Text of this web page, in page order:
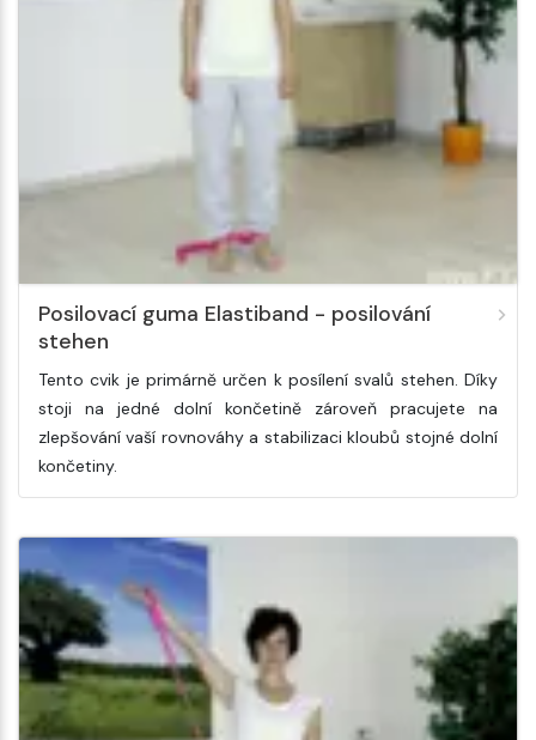
Posilovací guma Elastiband - posilování
stehen
Tento cvik je primárně určen k posílení svalů stehen. Díky
stoji na jedné dolní končetině zároveň pracujete na
zlepšování vaší rovnováhy a stabilizaci kloubů stojné dolní
končetiny.